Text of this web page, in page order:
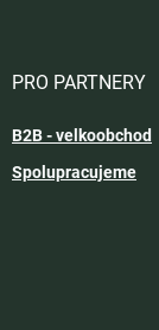
PRO PARTNERY
B2B - velkoobchod
Spolupracujeme